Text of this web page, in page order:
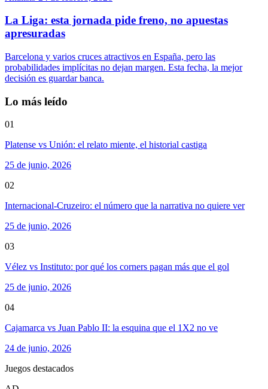
La Liga: esta jornada pide freno, no apuestas
apresuradas
Barcelona y varios cruces atractivos en España, pero las
probabilidades implícitas no dejan margen. Esta fecha, la mejor
decisión es guardar banca.
Lo más leído
01
Platense vs Unión: el relato miente, el historial castiga
25 de junio, 2026
02
Internacional-Cruzeiro: el número que la narrativa no quiere ver
25 de junio, 2026
03
Vélez vs Instituto: por qué los corners pagan más que el gol
25 de junio, 2026
04
Cajamarca vs Juan Pablo II: la esquina que el 1X2 no ve
24 de junio, 2026
Juegos destacados